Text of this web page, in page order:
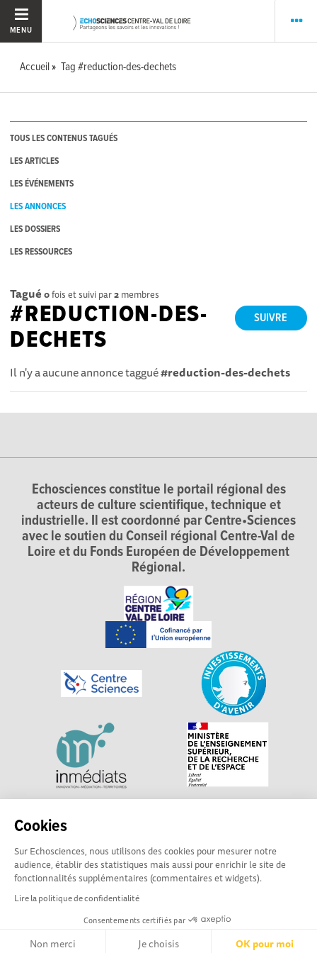
Cookies
Sur Echosciences, nous utilisons des cookies pour mesurer notre
audience, établir des statistiques mais aussi pour enrichir le site de
fonctionnalités supplémentaires (commentaires et widgets).
Lire la politique de confidentialité
Consentements certifiés par
Non merci Je choisis OK pour moi
MENU
Accueil Tag #reduction-des-dechets
TOUS LES CONTENUS TAGUÉS
LES ARTICLES
LES ÉVÉNEMENTS
LES ANNONCES
LES DOSSIERS
LES RESSOURCES
Tagué 0fois et suivi par2 membres
SUIVRE
#REDUCTION-DES-
DECHETS
Il n'y a aucune annonce taggué#reduction-des-dechets
Echosciences constitue le portail régional des
acteurs de culture scientifique, technique et
industrielle. Il est coordonné par Centre•Sciences
avec le soutien du Conseil régional Centre-Val de
Loire et du Fonds Européen de Développement
Régional.
Explorer, s’exprimer, rentrer en contact : Echosciences
sciences et de technologies du territoire. Propulsé par
Centre•Sciences/ Contact : echosciences@centre-
sciences.fr
Mentions légales|Politique de confidentialité
Ligne éditoriale